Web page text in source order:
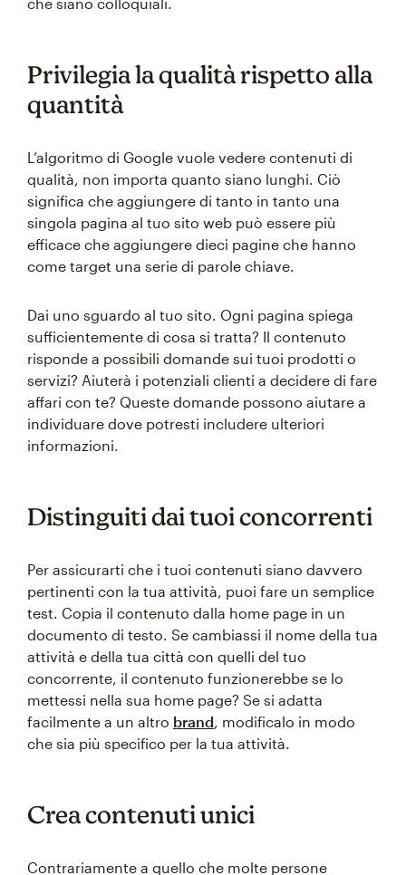
Privilegia la qualità rispetto alla
quantità
L’algoritmo di Google vuole vedere contenuti di
qualità, non importa quanto siano lunghi. Ciò
significa che aggiungere di tanto in tanto una
singola pagina al tuo sito web può essere più
efficace che aggiungere dieci pagine che hanno
come target una serie di parole chiave.
Dai uno sguardo al tuo sito. Ogni pagina spiega
sufficientemente di cosa si tratta? Il contenuto
risponde a possibili domande sui tuoi prodotti o
servizi? Aiuterà i potenziali clienti a decidere di fare
affari con te? Queste domande possono aiutare a
individuare dove potresti includere ulteriori
informazioni.
Distinguiti dai tuoi concorrenti
Per assicurarti che i tuoi contenuti siano davvero
pertinenti con la tua attività, puoi fare un semplice
test. Copia il contenuto dalla home page in un
documento di testo. Se cambiassi il nome della tua
attività e della tua città con quelli del tuo
concorrente, il contenuto funzionerebbe se lo
mettessi nella sua home page? Se si adatta
facilmente a un altro brand, modificalo in modo
che sia più specifico per la tua attività.
Crea contenuti unici
Contrariamente a quello che molte persone